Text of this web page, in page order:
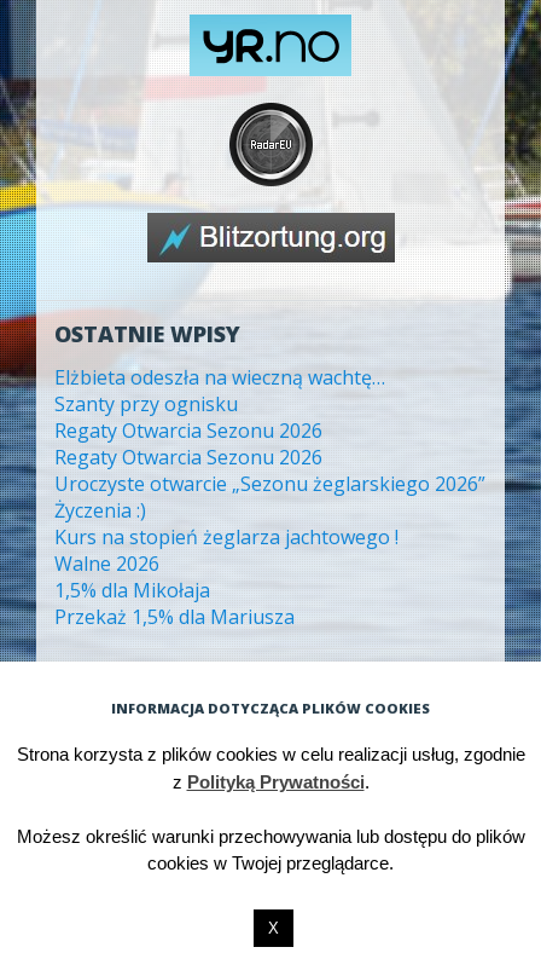
OSTATNIE WPISY
Elżbieta odeszła na wieczną wachtę…
Szanty przy ognisku
Regaty Otwarcia Sezonu 2026
Regaty Otwarcia Sezonu 2026
Uroczyste otwarcie „Sezonu żeglarskiego 2026”
Życzenia :)
Kurs na stopień żeglarza jachtowego !
Walne 2026
1,5% dla Mikołaja
Przekaż 1,5% dla Mariusza
Dumnie wspierane przez WordPressa
Motyw: Big Brother. Autor motywu:WordPress.com
INFORMACJA DOTYCZĄCA PLIKÓW COOKIES
Strona korzysta z plików cookies w celu realizacji usług, zgodnie
z Polityką Prywatności.
Możesz określić warunki przechowywania lub dostępu do plików
cookies w Twojej przeglądarce.
X